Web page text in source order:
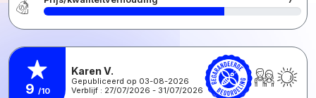
9 /10
Karen V.
Gepubliceerd op 03-08-2026
Verblijf : 27/07/2026 - 31/07/2026